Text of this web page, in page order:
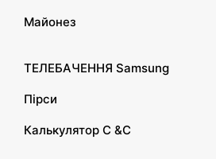
Майонез
ТЕЛЕБАЧЕННЯ Samsung
Пірси
Калькулятор C &C